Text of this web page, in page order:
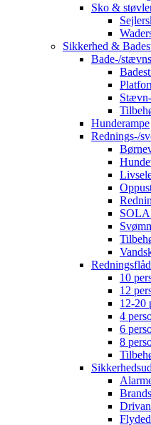
Sko &
Sikkerhed &
Bade-/
Hunderampe
Rednings-/
10
12
12-20
4
6
8